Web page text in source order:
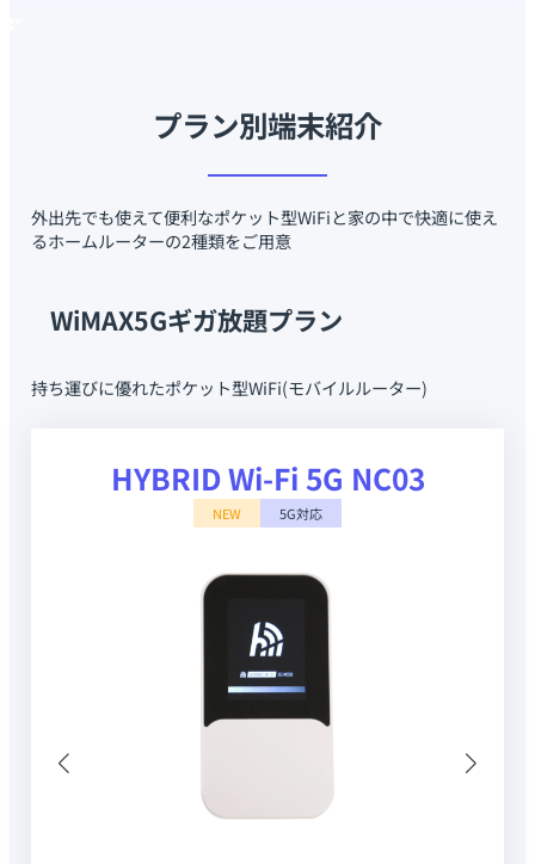
プラン別端末紹介
外出先でも使えて便利なポケット型WiFiと家の中で快適に使え
るホームルーターの2種類をご用意
WiMAX5Gギガ放題プラン
持ち運びに優れたポケット型WiFi(モバイルルーター)
HYBRID Wi-Fi 5G NC03
NEW 5G対応